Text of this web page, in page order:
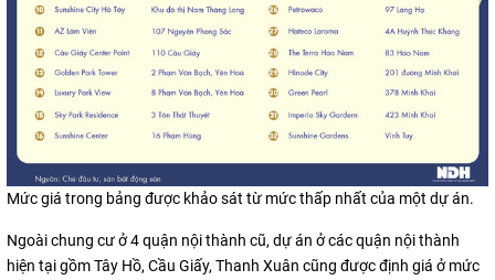
Mức giá trong bảng được khảo sát từ mức thấp nhất của một dự án.
Ngoài chung cư ở 4 quận nội thành cũ, dự án ở các quận nội thành
hiện tại gồm Tây Hồ, Cầu Giấy, Thanh Xuân cũng được định giá ở mức